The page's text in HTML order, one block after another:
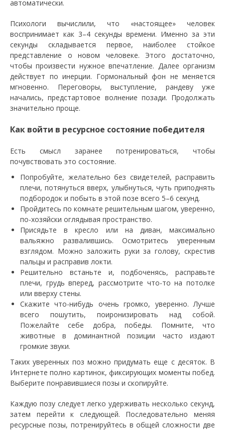
автоматически.
Психологи вычислили, что «настоящее» человек
воспринимает как 3–4 секунды времени. Именно за эти
секунды складывается первое, наиболее стойкое
представление о новом человеке. Этого достаточно,
чтобы произвести нужное впечатление. Далее организм
действует по инерции. Гормональный фон не меняется
мгновенно. Переговоры, выступление, рандеву уже
начались, предстартовое волнение позади. Продолжать
значительно проще.
Как войти в ресурсное состояние победителя
Есть смысл заранее потренироваться, чтобы
почувствовать это состояние.
Попробуйте, желательно без свидетелей, расправить
плечи, потянуться вверх, улыбнуться, чуть приподнять
подбородок и побыть в этой позе всего 5–6 секунд.
Пройдитесь по комнате решительным шагом, уверенно,
по-хозяйски оглядывая пространство.
Присядьте в кресло или на диван, максимально
вальяжно развалившись. Осмотритесь уверенным
взглядом. Можно заложить руки за голову, скрестив
пальцы и расправив локти.
Решительно встаньте и, подбоченясь, расправьте
плечи, грудь вперед, рассмотрите что-то на потолке
или вверху стены.
Скажите что-нибудь очень громко, уверенно. Лучше
всего пошутить, поиронизировать над собой.
Пожелайте себе добра, победы. Помните, что
животные в доминантной позиции часто издают
громкие звуки.
Таких уверенных поз можно придумать еще с десяток. В
Интернете полно картинок, фиксирующих моменты побед.
Выберите понравившиеся позы и скопируйте.
Каждую позу следует легко удерживать несколько секунд,
затем перейти к следующей. Последовательно меняя
ресурсные позы, потренируйтесь в общей сложности две